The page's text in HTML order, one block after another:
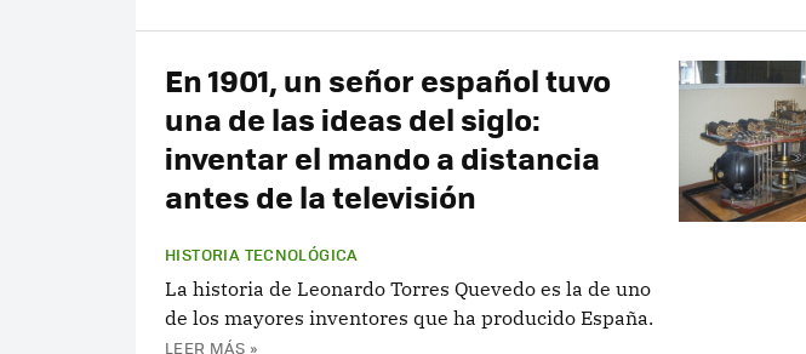
En 1901, un señor español tuvo
una de las ideas del siglo:
inventar el mando a distancia
antes de la televisión
HISTORIA TECNOLÓGICA
La historia de Leonardo Torres Quevedo es la de uno
de los mayores inventores que ha producido España.
LEER MÁS »